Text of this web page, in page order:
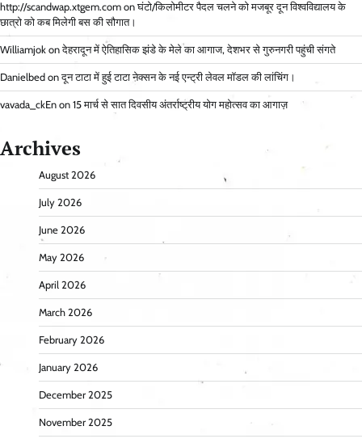
http://scandwap.xtgem.com onघंटो/किलोमीटर पैदल चलने को मजबूर दून विश्वविद्यालय के
छात्रो को कब मिलेगी बस की सौगात।
Williamjok onदेहरादून में ऐतिहासिक झंडे के मेले का आगाज, देशभर से गुरुनगरी पहुंची संगते
Danielbed onदून टाटा में हुई टाटा नेक्सन के नई एन्ट्री लेवल मॉडल की लांचिंग।
vavada_ckEn on 15 मार्च से सात दिवसीय अंतर्राष्ट्रीय योग महोत्सव का आगाज़
Archives
August 2026
July 2026
June 2026
May 2026
April 2026
March 2026
February 2026
January 2026
December 2025
November 2025